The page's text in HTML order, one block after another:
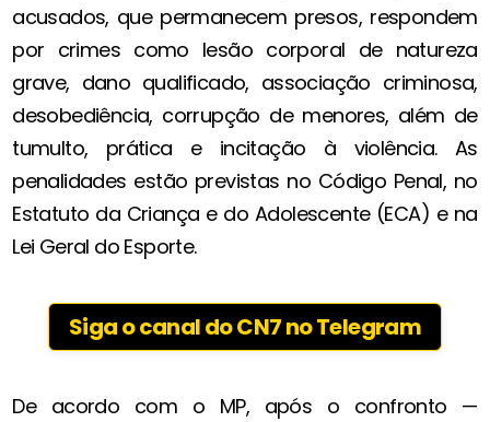
acusados, que permanecem presos, respondem
por crimes como lesão corporal de natureza
grave, dano qualificado, associação criminosa,
desobediência, corrupção de menores, além de
tumulto, prática e incitação à violência. As
penalidades estão previstas no Código Penal, no
Estatuto da Criança e do Adolescente (ECA) e na
Lei Geral do Esporte.
Siga o canal do CN7 no Telegram
De acordo com o MP, após o confronto —